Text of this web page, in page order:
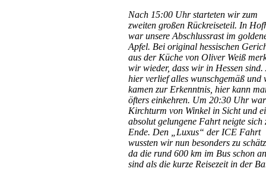
Nach 15:00 Uhr starteten wir zum
zweiten großen Rückreiseteil. In
war unsere Abschlussrast im
Apfel. Bei original hessischen
aus der Küche von Oliver Weiß
wir wieder, dass wir in Hessen sind.
hier verlief alles wunschgemäß und
kamen zur Erkenntnis, hier kann
öfters einkehren. Um 20:30 Uhr
Kirchturm von Winkel in Sicht und
absolut gelungene Fahrt neigte sich
Ende. Den „Luxus“ der ICE Fahrt
wussten wir nun besonders zu
da die rund 600 km im Bus schon
sind als die kurze Reisezeit in der